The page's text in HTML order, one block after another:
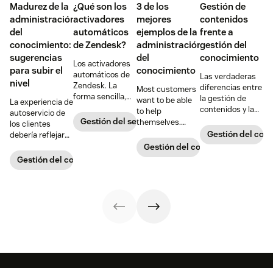
Madurez de la
administración
del
conocimiento:
sugerencias
para subir el
nivel
La experiencia de
autoservicio de
los clientes
debería reflejar
tu empresa, no
ser un síntoma
Gestión del conocimiento
¿Qué son los
activadores
automáticos
de Zendesk?
Los activadores
automáticos de
Zendesk. La
forma sencilla,
para automatizar
los procesos
Gestión del servicio al cliente
3 de los
mejores
ejemplos de la
administración
del
conocimiento
Most customers
want to be able
to help
themselves.
management is
all about creating
information.
Gestión del conocimiento
Gestión de
contenidos
frente a
gestión del
conocimiento
Las verdaderas
diferencias entre
la gestión de
contenidos y la
conocimiento.
Aviso de spoiler:
Gestión del